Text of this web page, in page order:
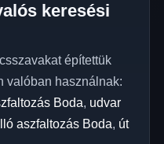
keresési
építettük
valóban használnak:
Boda, udvar
aszfaltozás Boda, út